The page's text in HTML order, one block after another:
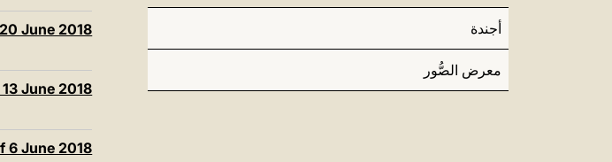
أجندة
معرض الصُّور
June 2018
June 2018
6 June 2018